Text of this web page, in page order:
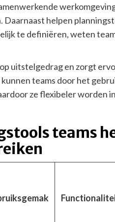
Daarnaast helpen
te definiëren, weten
uitstelgedrag en zorgt
teams door het
ze flexibeler worden
teams